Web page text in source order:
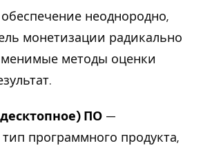
неоднородно,
монетизации радикально
методы оценки
ПО —
программного продукта,